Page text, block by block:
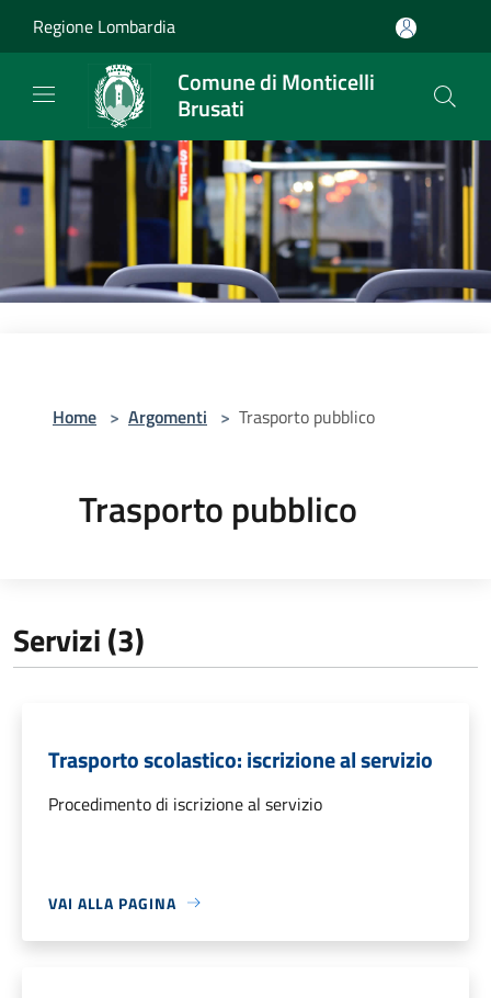
Regione Lombardia
Comune di Monticelli
Brusati
Home > Argomenti > Trasporto pubblico
Trasporto pubblico
Servizi (3)
Trasporto scolastico: iscrizione al servizio
Procedimento di iscrizione al servizio
VAI ALLA PAGINA